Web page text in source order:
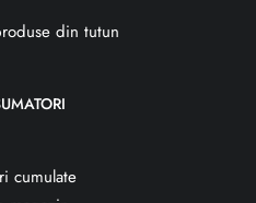
din tutun
cumulate